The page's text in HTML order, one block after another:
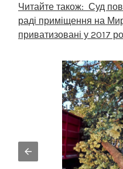
Читайте також: Суд
раді приміщення на
приватизовані у 2017